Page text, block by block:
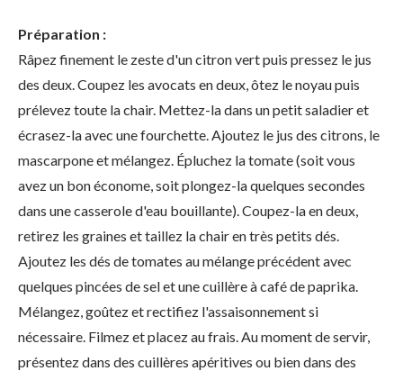
Préparation :
Râpez finement le zeste d'un citron vert puis pressez le jus
des deux. Coupez les avocats en deux, ôtez le noyau puis
prélevez toute la chair. Mettez-la dans un petit saladier et
écrasez-la avec une fourchette. Ajoutez le jus des citrons, le
mascarpone et mélangez. Épluchez la tomate (soit vous
avez un bon économe, soit plongez-la quelques secondes
dans une casserole d'eau bouillante). Coupez-la en deux,
retirez les graines et taillez la chair en très petits dés.
Ajoutez les dés de tomates au mélange précédent avec
quelques pincées de sel et une cuillère à café de paprika.
Mélangez, goûtez et rectifiez l'assaisonnement si
nécessaire. Filmez et placez au frais. Au moment de servir,
présentez dans des cuillères apéritives ou bien dans des